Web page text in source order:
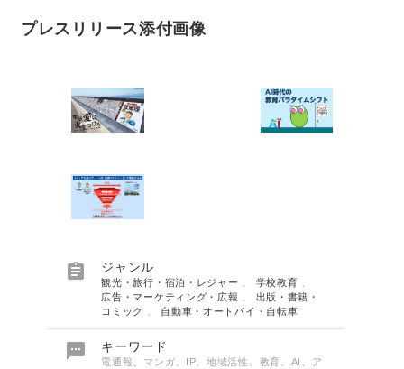
プレスリリース添付画像
 ジャンル
観光・旅行・宿泊・レジャー 学校教育
広告・マーケティング・広報
出版・書籍・
コミック
自動車・オートバイ・自転車
 キーワード
電通報、マンガ、IP、地域活性、教育、AI、ア